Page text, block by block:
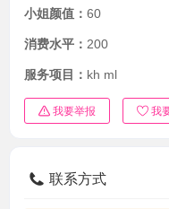
小姐颜值： 60
消费水平： 200
服务项目： kh ml
我要举报 我
联系方式